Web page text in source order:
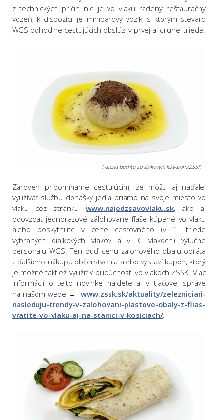
z technických príčin nie je vo vlaku radený reštauračný
vozeň, k dispozícií je minibarový vozík, s ktorým stevard
WGS pohodlne cestujúcich obslúži v prvej aj druhej triede.
Parená buchta so slivkovým lekvárom/ZSSK
Zároveň pripomíname cestujúcim, že môžu aj naďalej
využívať službu donášky jedla priamo na svoje miesto vo
vlaku cez stránku www.najedzsavovlaku.sk, ako aj
odovzdať jednorazové zálohované fľaše kúpené vo vlaku
alebo poskytnuté v cene cestovného (v 1. triede
vybraných diaľkových vlakov a v IC vlakoch) výlučne
personálu WGS. Ten buď cenu zálohového obalu odráta
z ďalšieho nákupu občerstvenia alebo vystaví kupón, ktorý
je možné taktiež využiť v budúcnosti vo vlakoch ZSSK. Viac
informácií o tejto novinke nájdete aj v tlačovej správe
na našom webe → www.zssk.sk/aktuality/zelezniciari-
nasleduju-trendy-v-zalohovani-plastove-obaly-z-flias-
vratite-vo-vlaku-aj-na-stanici-v-kosiciach/.